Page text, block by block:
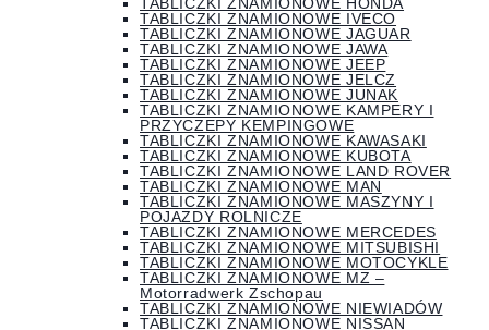
TABLICZKI ZNAMIONOWE IVECO
TABLICZKI ZNAMIONOWE JAGUAR
TABLICZKI ZNAMIONOWE JAWA
TABLICZKI ZNAMIONOWE JEEP
TABLICZKI ZNAMIONOWE JELCZ
TABLICZKI ZNAMIONOWE JUNAK
TABLICZKI ZNAMIONOWE KAMPERY I
PRZYCZEPY KEMPINGOWE
TABLICZKI ZNAMIONOWE KAWASAKI
TABLICZKI ZNAMIONOWE KUBOTA
TABLICZKI ZNAMIONOWE LAND ROVER
TABLICZKI ZNAMIONOWE MAN
TABLICZKI ZNAMIONOWE MASZYNY I
POJAZDY ROLNICZE
TABLICZKI ZNAMIONOWE MERCEDES
TABLICZKI ZNAMIONOWE MITSUBISHI
TABLICZKI ZNAMIONOWE MOTOCYKLE
TABLICZKI ZNAMIONOWE MZ –
Motorradwerk Zschopau
TABLICZKI ZNAMIONOWE NIEWIADÓW
TABLICZKI ZNAMIONOWE NISSAN